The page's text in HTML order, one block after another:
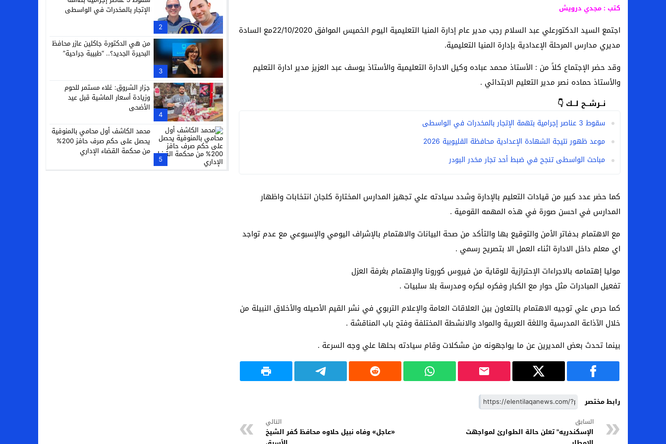
بعد فسخ عقده.. حصاد وأرقام سيف الدين الجزيري مع الزمالك
السيرة الذاتية للدكتورة آيات حسن شمس الدين عميد كلية “آداب كفر الشيخ”
سامو كوستا في معسكر النصر السعودي.. هل انتهت أزمة العالمي المالية؟
إنهاء تعاقد سيف الدين الجزيري مع الزمالك رسميًا
كتب : مجدي درويش
اجتمع السيد الدكتورعلي عبد السلام رجب مدير عام إدارة المنيا التعليمية اليوم الخميس الموافق 22/10/2020مع السادة
مديري مدارس المرحلة الإعدادية بإدارة المنيا التعليمية.
وقد حضر الإجتماع كلاً من : الأستاذ محمد عباده وكيل الادارة التعليمية والأستاذ يوسف عبد العزيز مدير ادارة التعليم
والأستاذ حماده نصر مدير التعليم الابتدائي .
نــرشــح لــك 👇
سقوط 3 عناصر إجرامية بتهمة الإتجار بالمخدرات في الواسطى
موعد ظهور نتيجة الشهادة الإعدادية محافظة القليوبية 2026
مباحث الواسطى تنجح في ضبط أحد تجار مخدر البودر
كما حضر عدد كبير من قيادات التعليم بالإدارة وشدد سيادته علي تجهيز المدارس المختارة كلجان انتخابات واظهار
المدارس في احسن صورة في هذه المهمه القومية .
مع الاهتمام بدفاتر الأمن والتوقيع بها والتأكد من صحة البيانات والاهتمام بالإشراف اليومي والإسبوعي مع عدم تواجد
اي معلم داخل الادارة اثناء العمل الا بتصريح رسمي .
موليا إهتمامه بالاجراءات الإحترازية للوقاية من فيروس كورونا والإهتمام بغرفة العزل
تفعيل المبادرات مثل حوار مع الكبار وفكره لبكره ومدرسة بلا سلبيات .
كما حرص علي توجيه الاهتمام بالتعاون بين العلاقات العامة والإعلام التربوي في نشر القيم الأصيله والأخلاق النبيلة من
خلال الآذاعة المدرسية واللغة العربية والمواد والانشطة المختلفة وفتح باب المناقشة .
بينما تحدث بعض المديرين عن ما يواجهونه من مشكلات وقام سيادته بحلها علي وجه السرعة .
رابط مختصر
السابق
الإسكندريه" تعلن حالة الطوارئ لمواجهت
التالي
«عاجل» وفاه نبيل حلاوه محافظ كفر الشيخ
2
الإتجار بالمخدرات في الواسطى
3
من هي الدكتورة جاكلين عازر محافظ
البحيرة الجديد؟.. “طبيبة جراحية”
4
جزار الشروق: غلاء مستمر للحوم
وزيادة أسعار الماشية قبل عيد
الأضحى
5
محمد الكاشف أول محامي بالمنوفية
يحصل على حكم صرف حافز 200%
من محكمة القضاء الإداري